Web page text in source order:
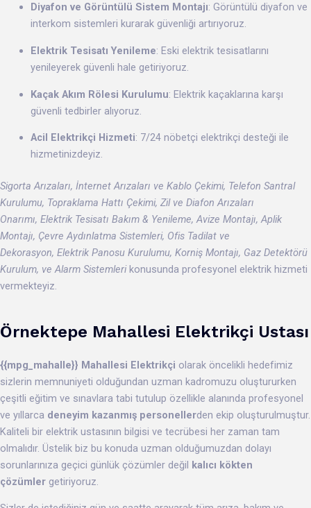
Diyafon ve Görüntülü Sistem Montajı: Görüntülü diyafon ve
interkom sistemleri kurarak güvenliği artırıyoruz.
Elektrik Tesisatı Yenileme: Eski elektrik tesisatlarını
yenileyerek güvenli hale getiriyoruz.
Kaçak Akım Rölesi Kurulumu: Elektrik kaçaklarına karşı
güvenli tedbirler alıyoruz.
Acil Elektrikçi Hizmeti: 7/24 nöbetçi elektrikçi desteği ile
hizmetinizdeyiz.
Sigorta Arızaları, İnternet Arızaları ve Kablo Çekimi, Telefon Santral
Kurulumu, Topraklama Hattı Çekimi, Zil ve Diafon Arızaları
Onarımı, Elektrik Tesisatı Bakım & Yenileme, Avize Montajı, Aplik
Montajı, Çevre Aydınlatma Sistemleri, Ofis Tadilat ve
Dekorasyon, Elektrik Panosu Kurulumu, Korniş Montajı, Gaz Detektörü
Kurulum, ve Alarm Sistemlerikonusunda profesyonel elektrik hizmeti
vermekteyiz.
Örnektepe Mahallesi Elektrikçi Ustası
{{mpg_mahalle}} Mahallesi Elektrikçi olarak öncelikli hedefimiz
sizlerin memnuniyeti olduğundan uzman kadromuzu oluştururken
çeşitli eğitim ve sınavlara tabi tutulup özellikle alanında profesyonel
ve yıllarca deneyim kazanmış personellerden ekip oluşturulmuştur.
Kaliteli bir elektrik ustasının bilgisi ve tecrübesi her zaman tam
olmalıdır. Üstelik biz bu konuda uzman olduğumuzdan dolayı
sorunlarınıza geçici günlük çözümler değil kalıcı kökten
çözümler getiriyoruz.